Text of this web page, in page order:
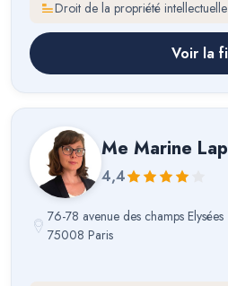
Droit de la propriété
Voir la
Me Marine
4,4
76-78 avenue des champs Elysées
75008 Paris